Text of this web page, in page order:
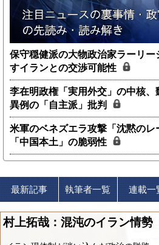
保守穏健派の大物政治家ラーリ
すイランとの交渉可能性
李在明政権「実用外交」の中核
異例の「自主派」批判
米軍のベネズエラ攻撃「沈黙のレ
「中国本土」の脆弱性
最新記事 執筆者一覧 連載一
村上拓哉：混沌のイラン情勢